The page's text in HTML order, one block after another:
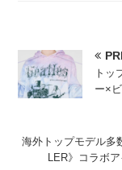
トッ
ー×
海外トップモデル
LER》コラボ